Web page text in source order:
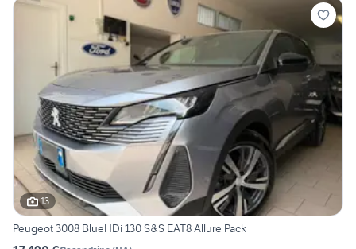
13
Peugeot 3008 BlueHDi 130 S&S EAT8 Allure Pack